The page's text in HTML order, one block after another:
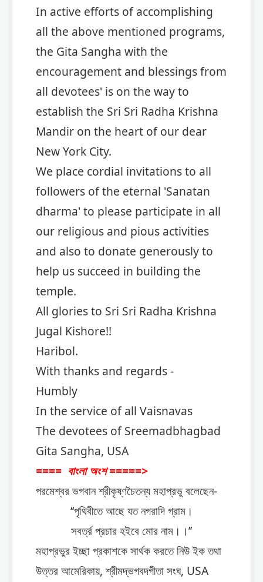
In active efforts of accomplishing
all the above mentioned programs,
the Gita Sangha with the
encouragement and blessings from
all devotees' is on the way to
establish the Sri Sri Radha Krishna
Mandir on the heart of our dear
New York City.
We place cordial invitations to all
followers of the eternal 'Sanatan
dharma' to please participate in all
our religious and pious activities
and also to donate generously to
help us succeed in building the
temple.
All glories to Sri Sri Radha Krishna
Jugal Kishore!!
Haribol.
With thanks and regards -
Humbly
In the service of all Vaisnavas
The devotees of Sreemadbhagbad
Gita Sangha, USA
==== বাংলা অংশ =====>
পরমেশ্বর ভগবান শ্রীকৃষ্ণচৈতন্য মহাপ্রভু বলেছেন-
‘‘পৃথিবীতে আছে যত নগরাদি গ্রাম।
সবর্ত্র প্রচার হইবে মোর নাম।।’’
মহাপ্রভুর ইচ্ছা প্রকাশকে সার্থক করতে নিউ ইক তথা
উত্তর আমেরিকায়, শ্রীমদ্ভগবদগীতা সংঘ, USA